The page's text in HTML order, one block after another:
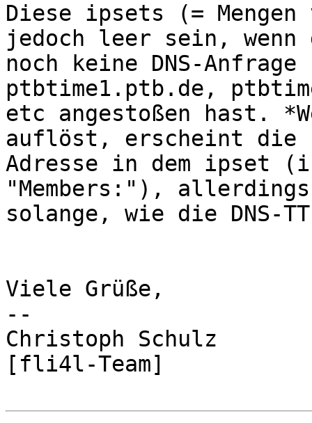
Diese ipsets (= Mengen
jedoch leer sein,
noch keine DNS-
ptbtime1.ptb.de,
etc angestoßen hast.
auflöst, erscheint die
Adresse in dem ipset
"Members:"),
solange, wie die DNS-
Viele Grüße,
--
Christoph Schulz
[fli4l-Team]